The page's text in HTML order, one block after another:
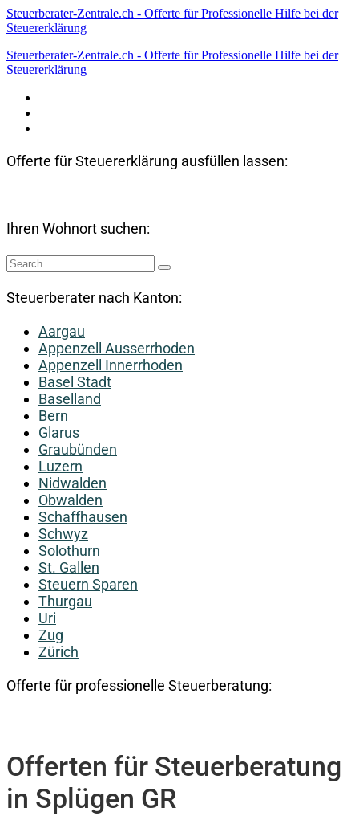
Steuerberater-Zentrale.ch - Offerte für Professionelle Hilfe bei der
Steuererklärung
Steuerberater-Zentrale.ch - Offerte für Professionelle Hilfe bei der
Steuererklärung
Offerte für Steuererklärung ausfüllen lassen:
Ihren Wohnort suchen:
Steuerberater nach Kanton:
Aargau
Appenzell Ausserrhoden
Appenzell Innerrhoden
Basel Stadt
Baselland
Bern
Glarus
Graubünden
Luzern
Nidwalden
Obwalden
Schaffhausen
Schwyz
Solothurn
St. Gallen
Steuern Sparen
Thurgau
Uri
Zug
Zürich
Offerte für professionelle Steuerberatung:
Offerten für Steuerberatung
in Splügen GR